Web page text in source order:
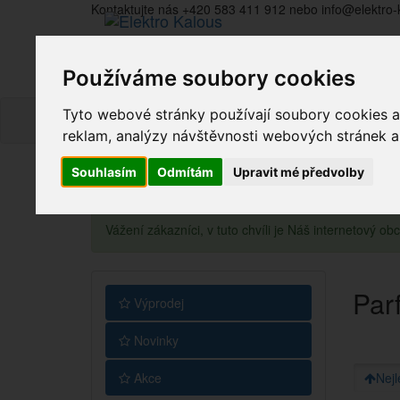
Používáme soubory cookies
Tyto webové stránky používají soubory cookies
reklam, analýzy návštěvnosti webových stránek
Souhlasím Odmítám Upravit mé předvolby
Kontaktujte nás +420 583 411 912 nebo
Vážení zákazníci, v tuto chvíli je Náš internetový
Výprodej
Novinky
Akce